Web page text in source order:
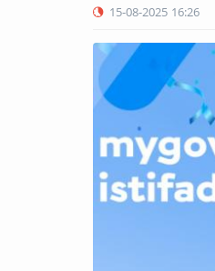
15-08-2025 16:26